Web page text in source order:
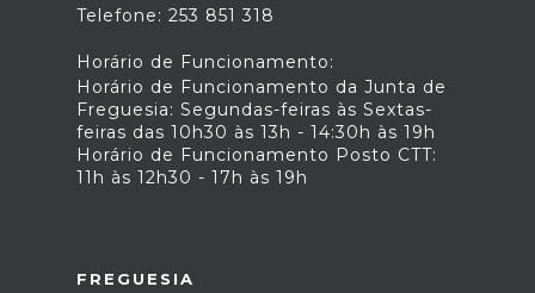
Telefone: 253 851 318
Horário de Funcionamento:
Horário de Funcionamento da Junta de
Freguesia: Segundas-feiras às Sextas-
feiras das 10h30 às 13h - 14:30h às 19h
Horário de Funcionamento Posto CTT:
11h às 12h30 - 17h às 19h
FREGUESIA